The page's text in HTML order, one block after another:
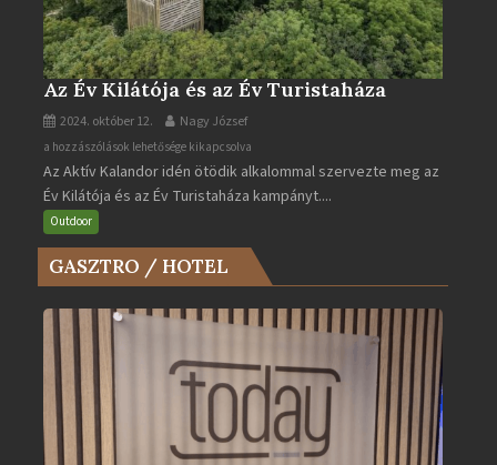
Az Év Kilátója és az Év Turistaháza
2024. október 12. Nagy József
Az
Év
Kilátója
és
Év
Turistaháza
bejegyzéshez
a hozzászólások lehetősége kikapcsolva
Az Aktív Kalandor idén ötödik alkalommal szervezte meg az
Év Kilátója és az Év Turistaháza kampányt....
Outdoor
GASZTRO / HOTEL